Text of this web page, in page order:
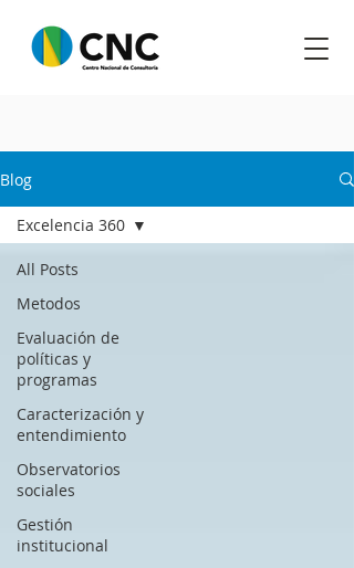
Blog
All Posts
Metodos
Evaluación de
políticas y
programas
Caracterización y
entendimiento
Observatorios
sociales
Gestión
institucional
Excelencia 360